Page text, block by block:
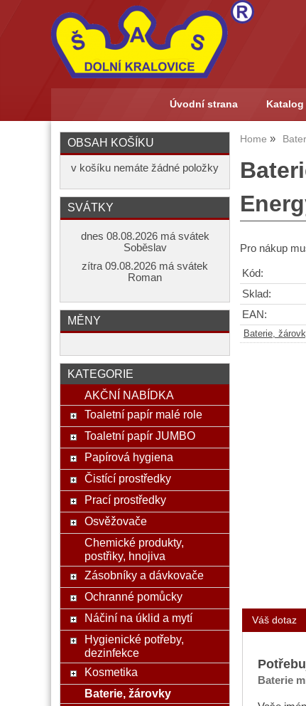
Úvodní strana
Home
Pro nákup
Kód:
Sklad:
EAN:
Baterie,
Váš dotaz
Baterie
OBSAH KOŠÍKU
v košíku nemáte žádné položky
SVÁTKY
dnes 08.08.2026 má svátek
Soběslav
zítra 09.08.2026 má svátek
Roman
MĚNY
KATEGORIE
AKČNÍ NABÍDKA
Toaletní papír malé role
Toaletní papír JUMBO
Papírová hygiena
Čistící prostředky
Prací prostředky
Osvěžovače
Chemické produkty,
postřiky, hnojiva
Zásobníky a dávkovače
Ochranné pomůcky
Náčiní na úklid a mytí
Hygienické potřeby,
dezinfekce
Kosmetika
Baterie, žárovky